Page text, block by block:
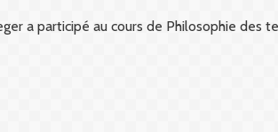
a participé au cours de Philosophie des